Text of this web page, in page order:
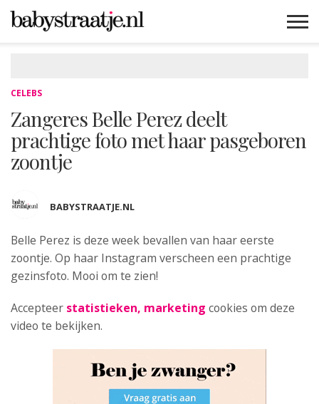
CELEBS
Zangeres Belle Perez deelt
prachtige foto met haar pasgeboren
zoontje
BABYSTRAATJE.NL
Belle Perez is deze week bevallen van haar eerste
zoontje. Op haar Instagram verscheen een prachtige
gezinsfoto. Mooi om te zien!
Accepteer statistieken, marketing cookies om deze
video te bekijken.